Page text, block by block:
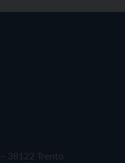
38122 Trento